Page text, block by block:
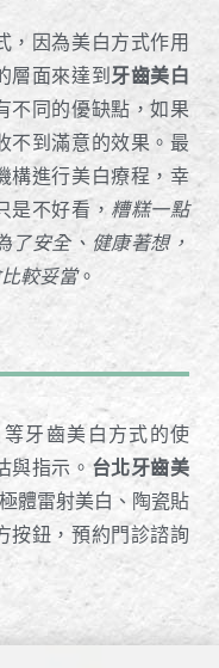
，因為美白方式作用
層面來達到 牙齒美白
不同的優缺點，如果
不到滿意的效果。最
構進行美白療程，幸
是不好看， 糟糕一點
了安全、健康著想，
較妥當。
牙齒美白方式的使
與指示。台北牙齒美
體雷射美白、陶瓷貼
按鈕，預約門診諮詢